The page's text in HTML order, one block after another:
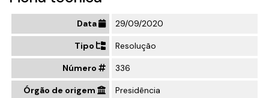
Data 29/09/2020
Tipo Resolução
Número 336
Órgão de origem Presidência